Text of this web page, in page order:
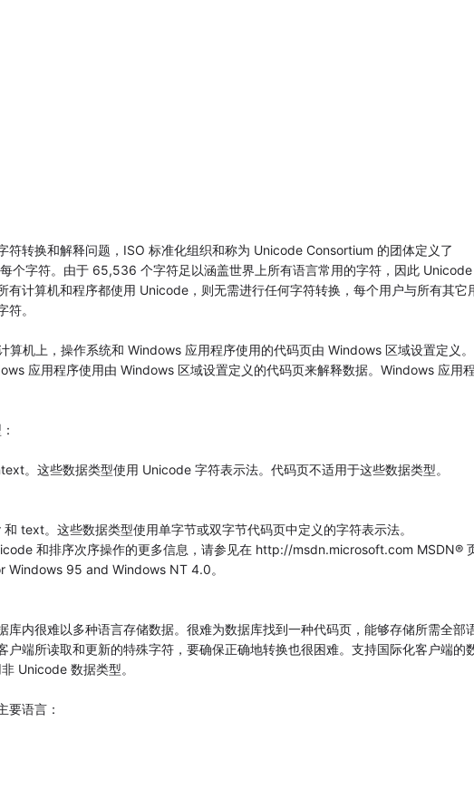
符转换和解释问题，ISO 标准化组织和称为 Unicode Consortium 的团体定义了
个字符。由于 65,536 个字符足以涵盖世界上所有语言常用的字符，因此
有计算机和程序都使用 Unicode，则无需进行任何字符转换，每个用户与所有其它
。
机上，操作系统和 Windows 应用程序使用的代码页由 Windows 区域设置定义
应用程序使用由 Windows 区域设置定义的代码页来解释数据。Windows 应用
。这些数据类型使用 Unicode 字符表示法。代码页不适用于这些数据类型。
text。这些数据类型使用单字节或双字节代码页中定义的字符表示法。
和排序次序操作的更多信息，请参见在 http://msdn.microsoft.com MSDN®
95 and Windows NT 4.0。
库内很难以多种语言存储数据。很难为数据库找到一种代码页，能够存储所需全部
户端所读取和更新的特殊字符，要确保正确地转换也很困难。支持国际化客户端的
Unicode 数据类型。
要语言：